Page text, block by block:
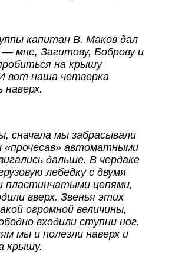
капитан В. Маков дал
— мне, Загитову, Боброву и
на крышу
вот наша четверка
наверх.
сначала мы забрасывали
«прочесав» автоматными
дальше. В чердаке
лебедку с двумя
пластинчатыми цепями,
вверх. Звенья этих
огромной величины,
входили ступни ног.
мы и полезли наверх и
крышу.